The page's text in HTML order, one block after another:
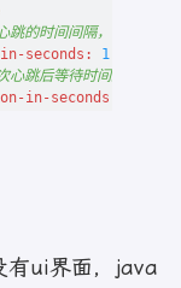
跳的时间间隔，单位为秒
seconds:
1
心跳后等待时间上限，单
in-seconds:
有ui界面，java